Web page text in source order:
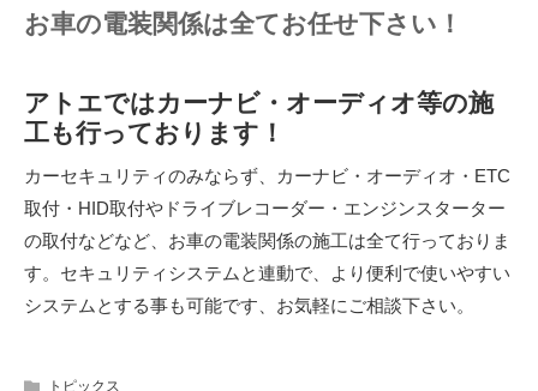
お車の電装関係は全てお任せ下さい！
アトエではカーナビ・オーディオ等の施
工も行っております！
カーセキュリティのみならず、カーナビ・オーディオ・ETC
取付・HID取付やドライブレコーダー・エンジンスターター
の取付などなど、お車の電装関係の施工は全て行っておりま
す。セキュリティシステムと連動で、より便利で使いやすい
システムとする事も可能です、お気軽にご相談下さい。
トピックス